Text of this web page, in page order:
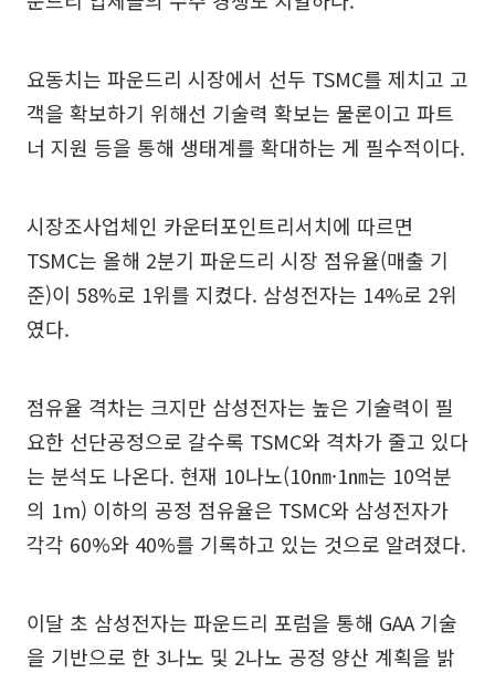
요동치는 파운드리 시장에서 선두 TSMC를 제치고 고
객을 확보하기 위해선 기술력 확보는 물론이고 파트
너 지원 등을 통해 생태계를 확대하는 게 필수적이다.
시장조사업체인 카운터포인트리서치에 따르면
TSMC는 올해 2분기 파운드리 시장 점유율(매출 기
준)이 58%로 1위를 지켰다. 삼성전자는 14%로 2위
였다.
점유율 격차는 크지만 삼성전자는 높은 기술력이 필
요한 선단공정으로 갈수록 TSMC와 격차가 줄고 있다
는 분석도 나온다. 현재 10나노(10㎚·1㎚는 10억분
의 1m) 이하의 공정 점유율은 TSMC와 삼성전자가
각각 60%와 40%를 기록하고 있는 것으로 알려졌다.
이달 초 삼성전자는 파운드리 포럼을 통해 GAA 기술
을 기반으로 한 3나노 및 2나노 공정 양산 계획을 밝